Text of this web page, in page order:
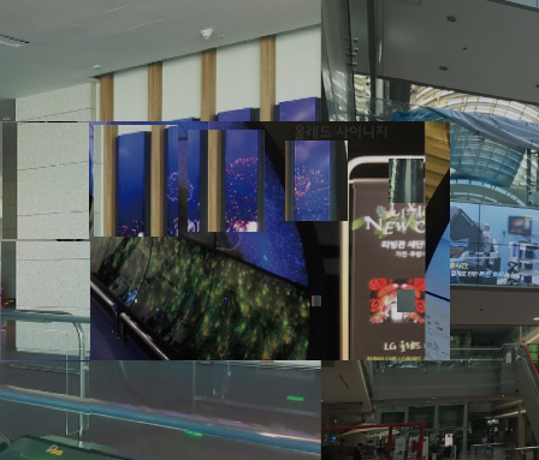
Smart Director
(주)에스디컴퍼니는 고객의 만족을 위하여 최선을 다하고 있습니다.
Multi Vision / DID